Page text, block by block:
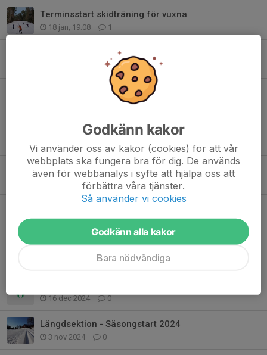
Terminsstart skidträning för vuxna
18 jan, 19:08 1
0
Skidnytt december-januari
Infoblad skidsäsongen 2025
4 nov 2025
KLUBBKVÄLL!
4 okt 2025 0
31 aug 2025 3
LRS cup deltävling 4 den 21/1
0
16 dec 2024 0
Längdsektion - Säsongstart 2024
3 nov 2024 0
Godkänn kakor
Vi använder oss av kakor (cookies) för att vår
webbplats ska fungera bra för dig. De används
även för webbanalys i syfte att hjälpa oss att
förbättra våra tjänster.
Så använder vi cookies
Godkänn alla kakor
Bara nödvändiga